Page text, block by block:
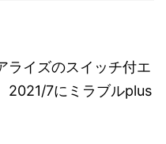
ライズのスイッチ付エ
2021/7にミラブルplus